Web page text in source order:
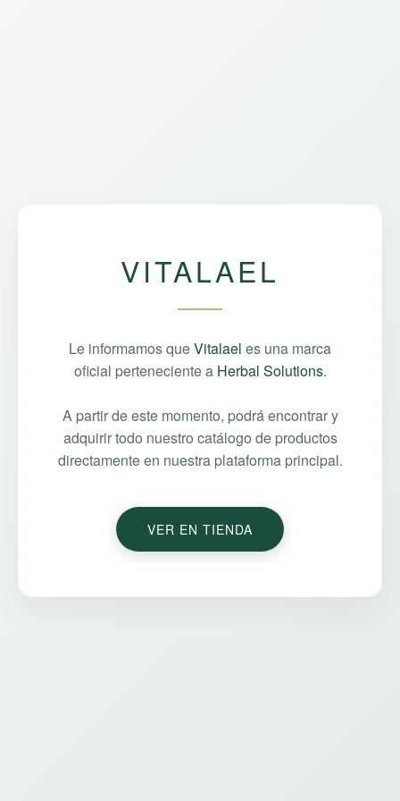
VITALAEL
Le informamos queVitalael es una marca
oficial perteneciente a Herbal Solutions.
A partir de este momento, podrá encontrar y
adquirir todo nuestro catálogo de productos
directamente en nuestra plataforma principal.
VER EN TIENDA